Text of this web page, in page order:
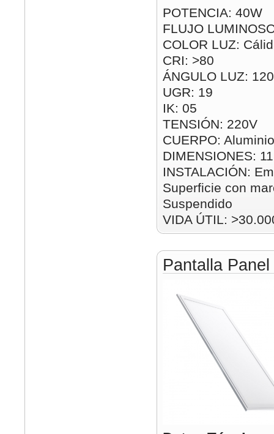
POTENCIA: 40W
FLUJO
COLOR LUZ:
CRI: >80
ÁNGULO LUZ:
UGR: 19
IK: 05
TENSIÓN: 220V
CUERPO:
DIMENSIONES:
INSTALACIÓN:
Superficie con
Suspendido
VIDA ÚTIL:
Pantalla